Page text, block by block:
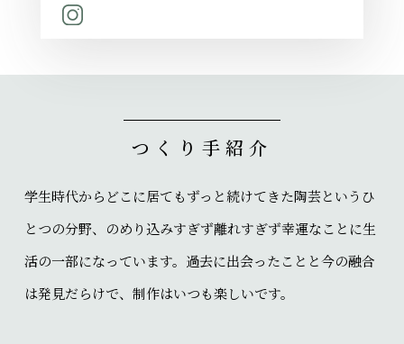
つくり手紹介
学生時代からどこに居てもずっと続けてきた陶芸というひ
とつの分野、のめり込みすぎず離れすぎず幸運なことに生
活の一部になっています。過去に出会ったことと今の融合
は発見だらけで、制作はいつも楽しいです。